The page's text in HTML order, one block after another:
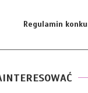
Regulamin